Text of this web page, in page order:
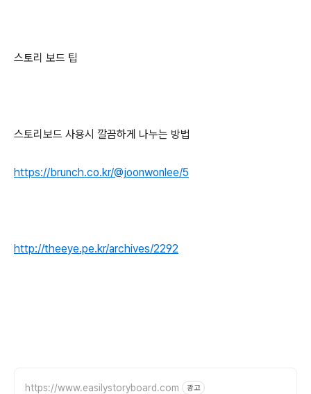
스토리 보드 팁
스토리보드 사용시 깔끔하게 나누는 방법
https://brunch.co.kr/@joonwonlee/5
http://theeye.pe.kr/archives/2292
https://www.easilystoryboard.com 광고